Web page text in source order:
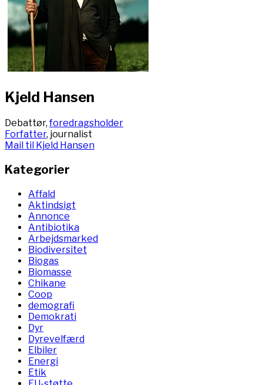
Kjeld Hansen
Debattør,foredragsholder
Forfatter, journalist
Mail til Kjeld Hansen
Kategorier
Affald
Aktindsigt
Annonce
Antibiotika
Arbejdsmarked
Biodiversitet
Biogas
Biomasse
Chikane
Coop
demografi
Demokrati
Dyr
Dyrevelfærd
Elbiler
Energi
Etik